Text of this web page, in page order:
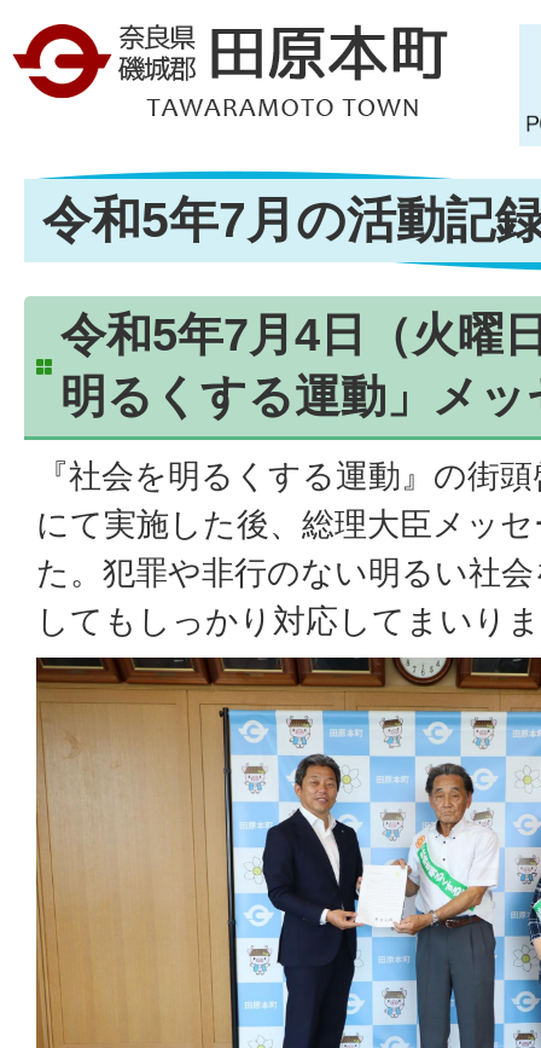
令和5年7月の活動記
令和5年7月4日（火曜
明るくする運動」メ
『社会を明るくする運動』の街
にて実施した後、総理大臣メッ
た。犯罪や非行のない明るい社
してもしっかり対応してまいり